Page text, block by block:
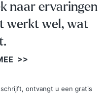
Voorbeelden
en
tips om het te
Hoe
naar ervaringen
werkt wel, wat
>>
ontvangt u een gratis